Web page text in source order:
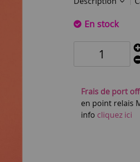
En stock
Frais de port
en point relais
info cliquez ici